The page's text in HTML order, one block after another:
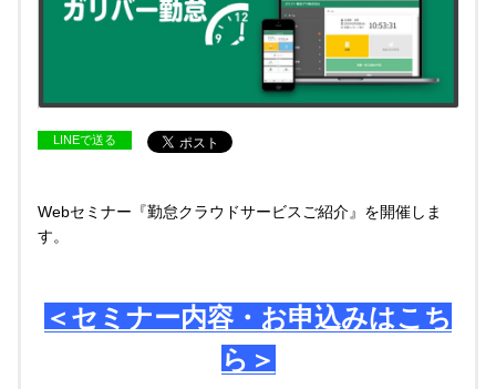
LINEで送る
Webセミナー『勤怠クラウドサービスご紹介』を開催しま
す。
＜セミナー内容・お申込みはこち
ら＞